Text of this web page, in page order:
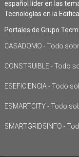
español líder en las
Tecnologías en la
Portales de Grupo
CASADOMO - Todo
CONSTRUIBLE - Todo
ESEFICIENCIA - Todo
ESMARTCITY - Todo
SMARTGRIDSINFO -